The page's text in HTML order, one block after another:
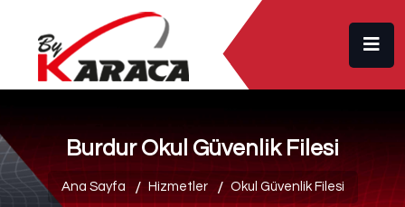
Burdur Okul Güvenlik Filesi
Ana Sayfa Hizmetler Okul Güvenlik Filesi